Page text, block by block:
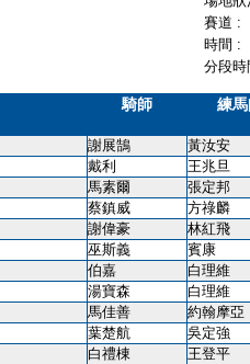
賽道 :
時間 :
分段
騎師 練
謝展鵠 黃汝安
戴利 王兆旦
馬素爾 張定邦
蔡鎮威 方祿麟
謝偉豪 林紅飛
巫斯義 賓康
伯嘉 白理維
湯寶森 白理維
馬佳善 約翰摩亞
葉楚航 吳定強
白禮棟 王登平